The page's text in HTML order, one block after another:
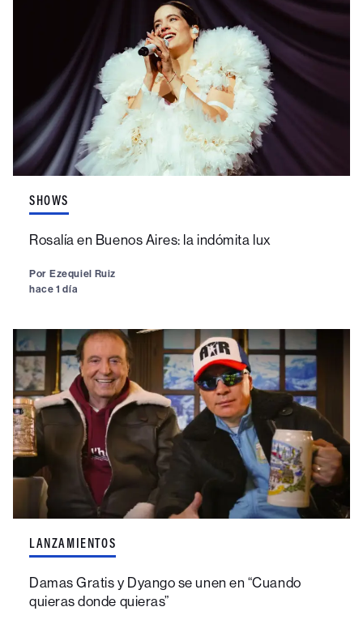
SHOWS
Rosalía en Buenos Aires: la indómita lux
Por Ezequiel Ruiz
hace 1 día
LANZAMIENTOS
Damas Gratis y Dyango se unen en “Cuando
quieras donde quieras”